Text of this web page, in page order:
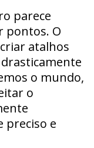
parece
pontos. O
atalhos
o mundo,
o
preciso e